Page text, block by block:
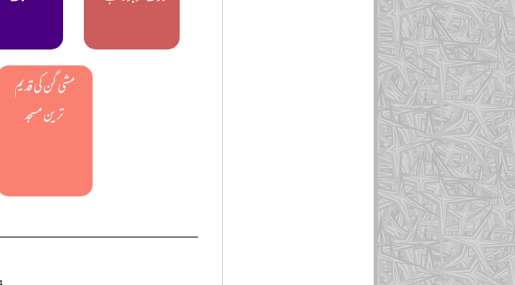
مشی گن کی قدیم
ترین مسجد